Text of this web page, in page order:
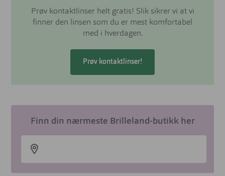
Prøv kontaktlinser helt gratis! Slik sikrer vi at vi
finner den linsen som du er mest komfortabel
med i hverdagen.
Prøv kontaktlinser!
Finn din nærmeste Brilleland-butikk her